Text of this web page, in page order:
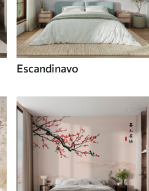
Escandinavo